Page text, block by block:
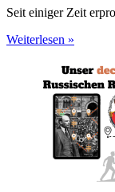
Seit einiger Zeit
Weiterlesen »